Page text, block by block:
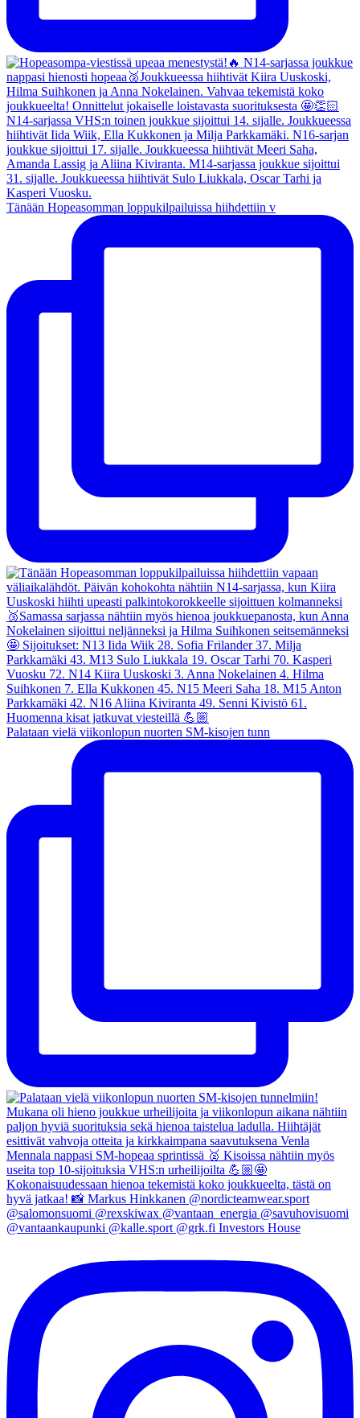
Tänään Hopeasomman loppukilpailuissa hiihdettiin v
Palataan vielä viikonlopun nuorten SM-kisojen tunn